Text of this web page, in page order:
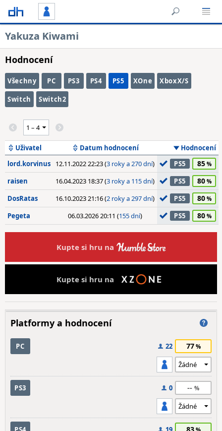
Yakuza Kiwami
Hodnocení
Všechny PC PS3 PS4 PS5 XOne XboxX/S
Switch Switch2
Uživatel Datum hodnocení
Hodnocení
lord.korvinus
12.11.2022 22:23 (3 roky a 270 dní) PS5 85
raisen 16.04.2023 18:37 (3 roky a 115 dní) PS5 80
DosRatas 16.10.2023 21:16 (2 roky a 297 dní) PS5 80
Pegeta 06.03.2026 20:11 (155 dní) PS5 80
Kupte si hru na
Kupte si hru na
Platformy a hodnocení
PC 22 77
PS3 0 --